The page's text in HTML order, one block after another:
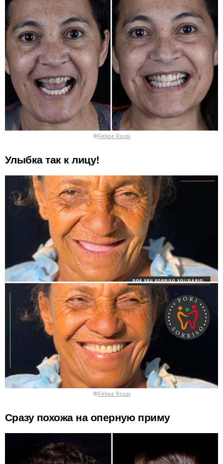
©Felipe Rossi
Улыбка так к лицу!
© Felipe Rossi
Сразу похожа на оперную приму